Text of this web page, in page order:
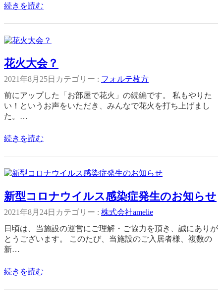
続きを読む
花火大会？
2021年8月25日 カテゴリー : フォルテ枚方
前にアップした「お部屋で花火」の続編です。 私もやりた
い！というお声をいただき、みんなで花火を打ち上げまし
た。…
続きを読む
新型コロナウイルス感染症発生のお知らせ
2021年8月24日 カテゴリー : 株式会社amelie
日頃は、当施設の運営にご理解・ご協力を頂き、誠にありが
とうございます。 このたび、当施設のご入居者様、複数の
新…
続きを読む